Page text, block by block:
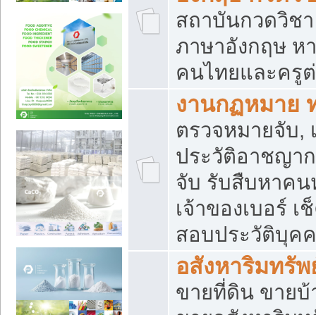
สถาบันกวดวิช
ภาษาอังกฤษ ห
คนไทยและครู
งานกฏหมาย
ตรวจหมายจับ,
ประวัติอาชญา
จับ รับสืบหาคน
เจ้าของเบอร์
สอบประวัติบุค
อสังหาริมทรัพ
ขายที่ดิน ขายบ้